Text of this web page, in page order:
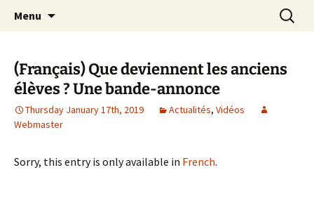
la Croisée des Chemins
apprendre, vivre, se révéler
Menu
Search
for:
(Français) Que deviennent les anciens
élèves ? Une bande-annonce
Thursday January 17th, 2019 Actualités, Vidéos
Webmaster
Sorry, this entry is only available in French.